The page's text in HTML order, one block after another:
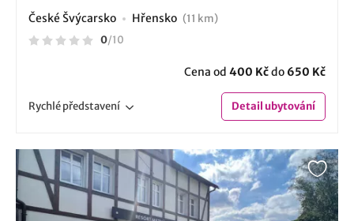
České Švýcarsko Hřensko (11 km)
0/10
Cena od 400 Kčdo 650 Kč
Rychlépředstavení Detailubytování